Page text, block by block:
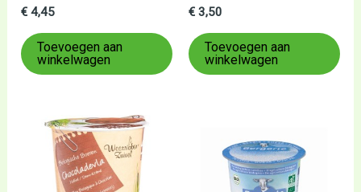
Gewaardeerd
uit
5
€ 4,45
Toevoegen aan
winkelwagen
Gewaardeerd
uit
5
€ 3,50
Toevoegen aan
winkelwagen